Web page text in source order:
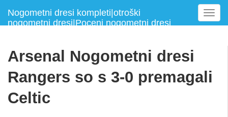
Nogometni dresi kompleti|otroški
nogometni dresi|Poceni nogometni dresi
T
o
e
n
Arsenal Nogometni dresi
Rangers so s 3-0 premagali
Celtic